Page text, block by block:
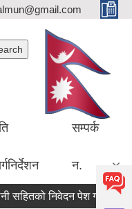
सम्पर्क
न.
निवेदन पेश गर्ने सम्बन्धी